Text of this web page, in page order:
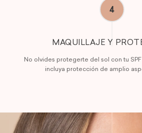
4
MAQUILLAJE Y
No olvides protegerte del sol con tu
incluya protección de amplio